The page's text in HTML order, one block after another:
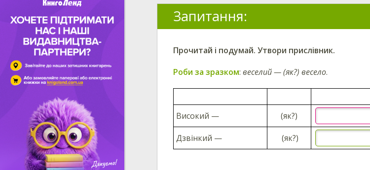
Запитання:
Прочитай і подумай. Утвори прислівник.
Роби за зразком: веселий — (як?) весело.
Високий — (як?)
Дзвінкий — (як?)